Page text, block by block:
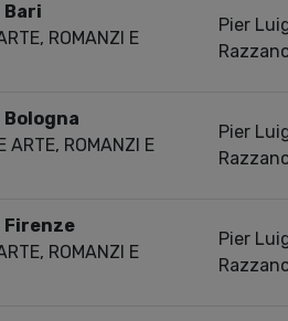
Bari
ROMANZI E
Pier
Bologna
ARTE, ROMANZI E
Pier
Firenze
ROMANZI E
Pier